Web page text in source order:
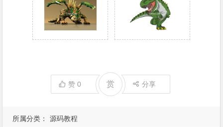
所属分类： 源码教程
赞0 赏 分享